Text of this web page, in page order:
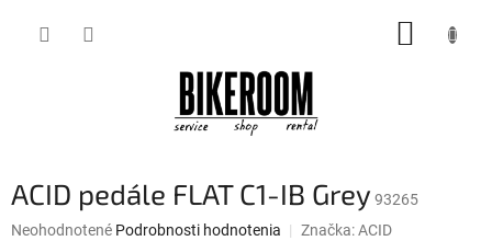
ACID pedále FLAT C1-IB Grey 93265
Priemerné
Neohodnotené Podrobnosti hodnotenia Značka:ACID